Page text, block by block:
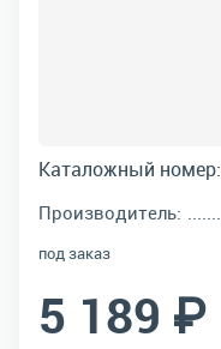
Каталожный номер:
Производитель:
под заказ
5 189 ₽